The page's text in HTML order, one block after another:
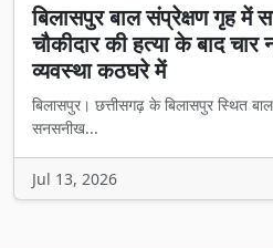
बिलासपुर बाल संप्रेक्षण गृह में
चौकीदार की हत्या के बाद चार
व्यवस्था कठघरे में
बिलासपुर। छत्तीसगढ़ के बिलासपुर स्थित
सनसनीख...
Jul 13, 2026